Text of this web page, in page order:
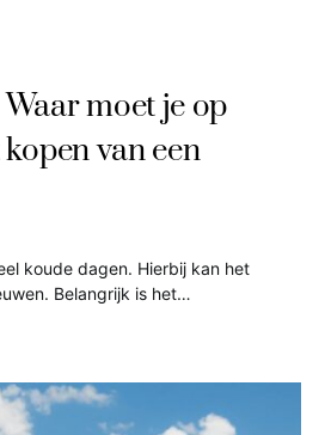
Waar moet je op
van een
koude dagen. Hierbij kan het
Belangrijk is het…